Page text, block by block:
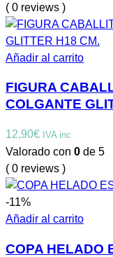
( 0 reviews )
Añadir al carrito
FIGURA
COLGANTE
12,90€ IVA inc
Valorado con 0 de 5
( 0 reviews )
-11%
Añadir al carrito
COPA HELADO